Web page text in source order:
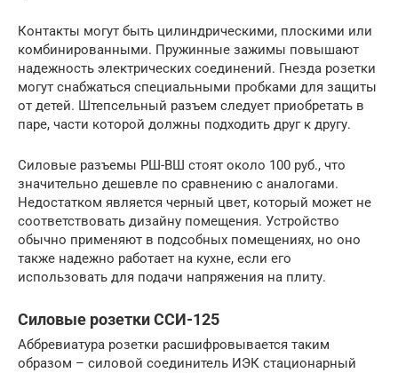
Контакты могут быть цилиндрическими, плоскими или
комбинированными. Пружинные зажимы повышают
надежность электрических соединений. Гнезда розетки
могут снабжаться специальными пробками для защиты
от детей. Штепсельный разъем следует приобретать в
паре, части которой должны подходить друг к другу.
Силовые разъемы РШ-ВШ стоят около 100 руб., что
значительно дешевле по сравнению с аналогами.
Недостатком является черный цвет, который может не
соответствовать дизайну помещения. Устройство
обычно применяют в подсобных помещениях, но оно
также надежно работает на кухне, если его
использовать для подачи напряжения на плиту.
Силовые розетки ССИ-125
Аббревиатура розетки расшифровывается таким
образом – силовой соединитель ИЭК стационарный